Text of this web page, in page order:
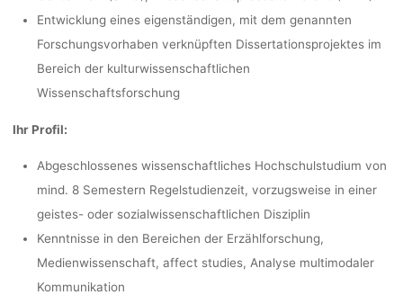
Entwicklung eines eigenständigen, mit dem genannten
Forschungsvorhaben verknüpften Dissertationsprojektes im
Bereich der kulturwissenschaftlichen
Wissenschaftsforschung
Ihr Profil:
Abgeschlossenes wissenschaftliches Hochschulstudium von
mind. 8 Semestern Regelstudienzeit, vorzugsweise in einer
geistes- oder sozialwissenschaftlichen Disziplin
Kenntnisse in den Bereichen der Erzählforschung,
Medienwissenschaft, affect studies, Analyse multimodaler
Kommunikation